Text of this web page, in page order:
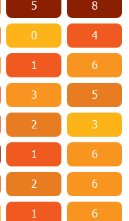
5 8
0 4
1 6
3 5
2 3
1 6
2 6
1 6